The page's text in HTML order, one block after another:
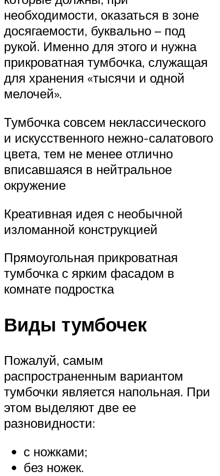
необходимости, оказаться в зоне
досягаемости, буквально – под
рукой. Именно для этого и нужна
прикроватная тумбочка, служащая
для хранения «тысячи и одной
мелочей».
Тумбочка совсем неклассического
и искусственного нежно-салатового
цвета, тем не менее отлично
вписавшаяся в нейтральное
окружение
Креативная идея с необычной
изломанной конструкцией
Прямоугольная прикроватная
тумбочка с ярким фасадом в
комнате подростка
Виды тумбочек
Пожалуй, самым
распространенным вариантом
тумбочки является напольная. При
этом выделяют две ее
разновидности:
с ножками;
без ножек.